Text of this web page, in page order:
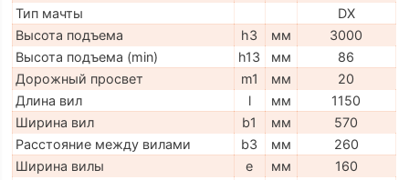
Тип мачты
DX
Высота подъема
h3 мм
3000
Высота подъема (min)
h13 мм
86
Дорожный просвет
m1 мм
20
Длина вил
l мм
1150
Ширина вил
b1 мм
570
Расстояние между вилами
b3 мм
260
Ширина вилы
e мм
160